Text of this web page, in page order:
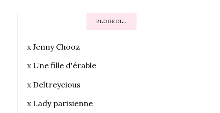
BLOGROLL
x Jenny Chooz
x Une fille d'érable
x Deltreycious
x Lady parisienne